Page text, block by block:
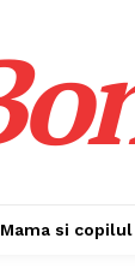
Mama si copilul